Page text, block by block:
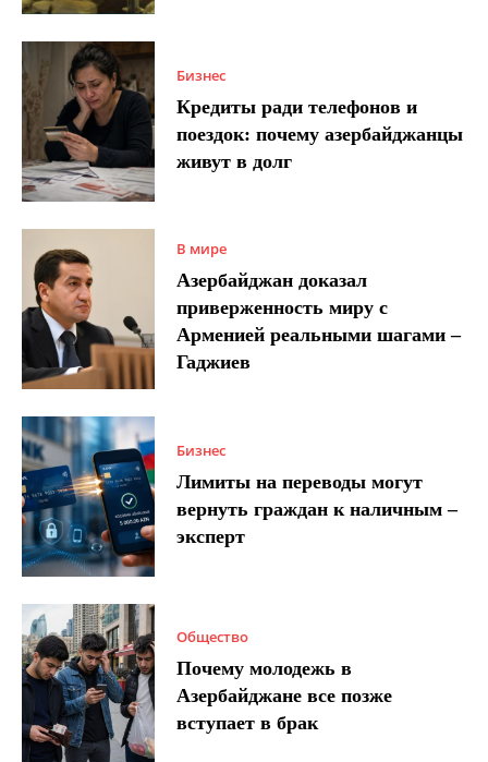
Бизнес
Кредиты ради телефонов и
поездок: почему азербайджанцы
живут в долг
В мире
Азербайджан доказал
приверженность миру с
Арменией реальными шагами –
Гаджиев
Бизнес
Лимиты на переводы могут
вернуть граждан к наличным –
эксперт
Общество
Почему молодежь в
Азербайджане все позже
вступает в брак